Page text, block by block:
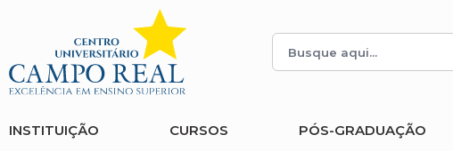
INSTITUIÇÃO CURSOS PÓS-GRADUAÇÃO
Histórico
Administração
Vestibular de Inverno
2ª Via de Boleto
Avalie a Campo Real